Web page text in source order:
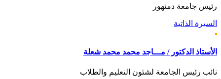
رئيس جامعة دمنهور
السيرة الذاتية
الأستاذ الدكتور / مـــاجد محمد محمد شعلة
نائب رئيس الجامعة لشئون التعليم والطلاب